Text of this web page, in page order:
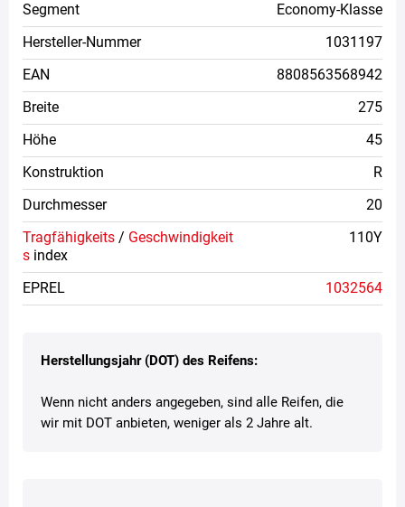
Herstellungsjahr (DOT) des Reifens:
Wenn nicht anders angegeben, sind alle Reifen, die
wir mit DOT anbieten, weniger als 2 Jahre alt.
Segment
Economy-Klasse
Hersteller-Nummer
1031197
EAN
8808563568942
Breite
275
Höhe
45
Konstruktion
R
Durchmesser
20
Tragfähigkeits / Geschwindigkeit
s index
110Y
EPREL 1032564